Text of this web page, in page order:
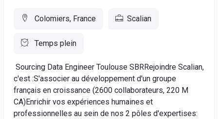
Colomiers, France Scalian
Temps plein
Sourcing Data Engineer Toulouse SBRRejoindre Scalian,
c'est :S'associer au développement d'un groupe
français en croissance (2600 collaborateurs, 220 M
CA)Enrichir vos expériences humaines et
professionnelles au sein de nos 2 pôles d'expertises: